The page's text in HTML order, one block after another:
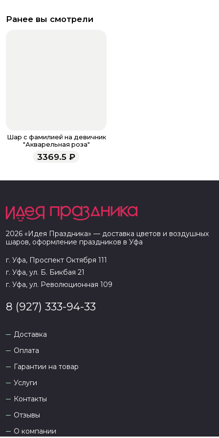
Ранее вы смотрели
Шар с фамилией на девичник
"Акварельная роза"
3369.5 ₽
2026 «Идея Праздника» — доставка цветов и воздушных
шаров, оформление праздников в Уфа
г. Уфа, Проспект Октября 111
г. Уфа, ул. Б. Бикбая 21
г. Уфа, ул. Революционная 109
8 (927) 333-94-33
Доставка
Оплата
Гарантии на товар
Услуги
Контакты
Отзывы
О компании